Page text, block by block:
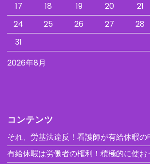
2026年8月
17
18 19 20 21
24
25 26 27 28
31
コンテンツ
それ、労基法違反！看護師が有給休暇の
有給休暇は労働者の権利！積極的に使お